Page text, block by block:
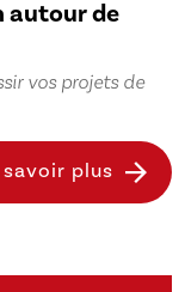
autour de
vos projets de
savoir plus